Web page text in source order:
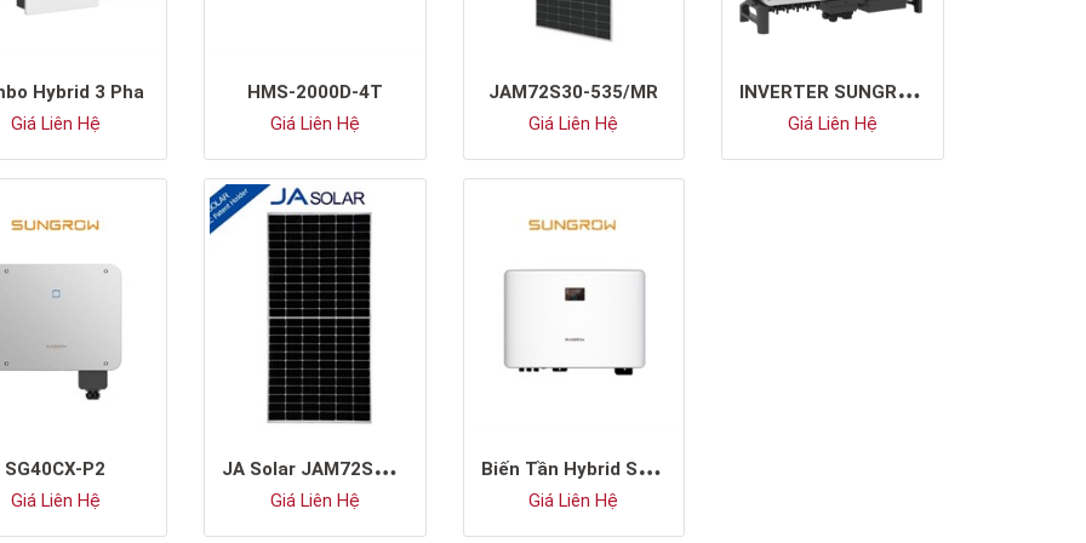
Hybrid 3 Pha
Giá Liên Hệ
HMS-2000D-4T
Giá Liên Hệ
JAM72S30-535/MR
Giá Liên Hệ
I
NVERTER SUNGROW SG40CX
Giá Liên Hệ
SG40CX-P2
Giá Liên Hệ
J
A Solar JAM72S30-565/LR
Giá Liên Hệ
B
iến Tần Hybrid SH6.0RS-20
Giá Liên Hệ